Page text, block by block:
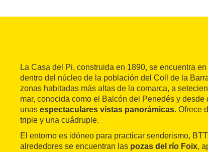
La Casa del Pi, construida en 1890, se encuentra
dentro del núcleo de la población del Coll de la
zonas habitadas más altas de la comarca, a
mar, conocida como el Balcón del Penedés y desde
unas espectaculares vistas panorámicas. Ofrece
triple y una cuádruple.
El entorno es idóneo para practicar senderismo,
alrededores se encuentran las pozas del río Foix,